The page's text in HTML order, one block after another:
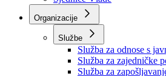
Ured Vlade i Premijera
Nadležnosti
Sjednice Vlade
Organizacije
Službe